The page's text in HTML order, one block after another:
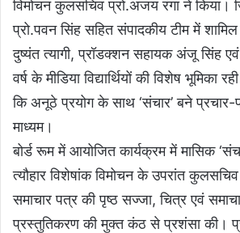
विमोचन कुलसचिव प्रो.अजय रंगा ने किया।
प्रो.पवन सिंह सहित संपादकीय टीम में शामिल
दुष्यंत त्यागी, प्रॉडक्शन सहायक अंजू सिंह
वर्ष के मीडिया विद्यार्थियों की विशेष भूमिका
कि अनूठे प्रयोग के साथ ‘संचार’ बने
माध्यम।
बोर्ड रूम में आयोजित कार्यक्रम में मासिक
त्यौहार विशेषांक विमोचन के उपरांत
समाचार पत्र की पृष्ठ सज्जा, चित्र एवं
प्रस्तुतिकरण की मुक्त कंठ से प्रशंसा की।